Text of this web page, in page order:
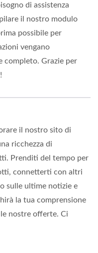
di assistenza
il nostro modulo
possibile per
vengano
completo. Grazie per
il nostro sito di
ricchezza di
Prenditi del tempo per
connetterti con altri
sulle ultime notizie e
la tua comprensione
nostre offerte. Ci